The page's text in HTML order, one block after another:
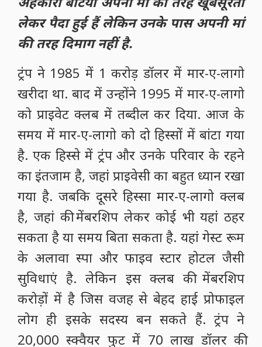
मार-ए-लागो खरीदने के एक साल बाद ट्रंप ने
एक इंटरव्यू के दौरान बताया कि मार्जरी की
अहंकारी बेटियां अपनी मां की तरह खूबसूरती
लेकर पैदा हुई हैं लेकिन उनके पास अपनी मां
की तरह दिमाग नहीं है.
ट्रंप ने 1985 में 1 करोड़ डॉलर में मार-ए-लागो
खरीदा था. बाद में उन्होंने 1995 में मार-ए-लागो
को प्राइवेट क्लब में तब्दील कर दिया. आज के
समय में मार-ए-लागो को दो हिस्सों में बांटा गया
है. एक हिस्से में ट्रंप और उनके परिवार के रहने
का इंतजाम है, जहां प्राइवेसी का बहुत ध्यान रखा
गया है. जबकि दूसरे हिस्सा मार-ए-लागो क्लब
है, जहां की मेंबरशिप लेकर कोई भी यहां ठहर
सकता है या समय बिता सकता है. यहां गेस्ट रूम
के अलावा स्पा और फाइव स्टार होटल जैसी
सुविधाएं है. लेकिन इस क्लब की मेंबरशिप